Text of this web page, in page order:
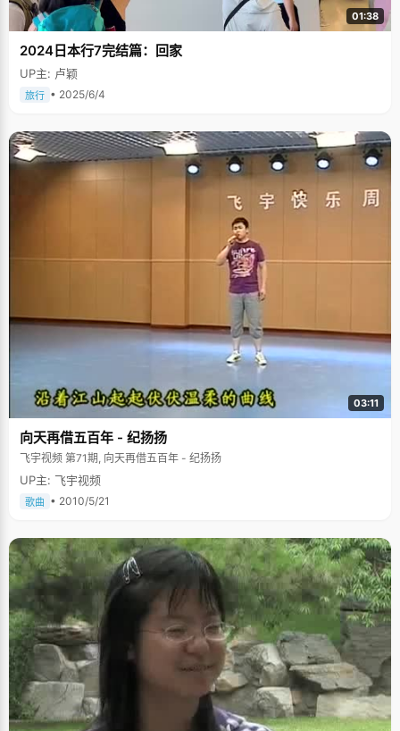
01:38
2024日本行7完结篇：回家
UP主: 卢颖
旅行 • 2025/6/4
03:11
向天再借五百年 - 纪扬扬
飞宇视频 第71期, 向天再借五百年 - 纪扬扬
UP主: 飞宇视频
歌曲 • 2010/5/21